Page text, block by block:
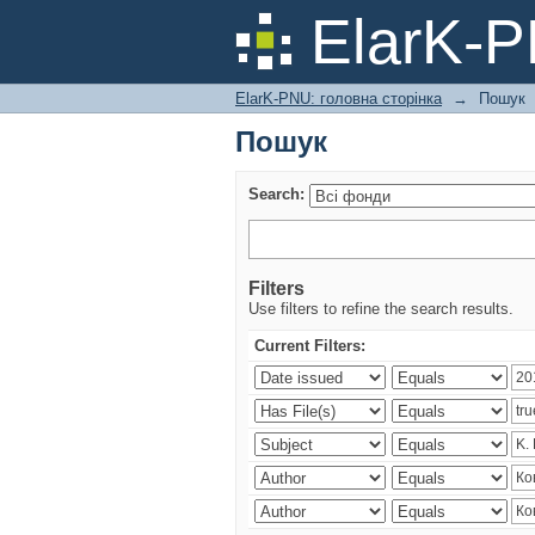
ElarK-
Пошук
ElarK-PNU: головна сторінка → Пошук
Пошук
Search:
Filters
Use filters to refine the search results.
Current Filters: